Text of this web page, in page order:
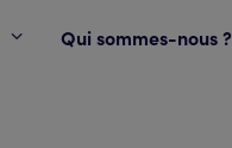
Qui sommes-nous ?